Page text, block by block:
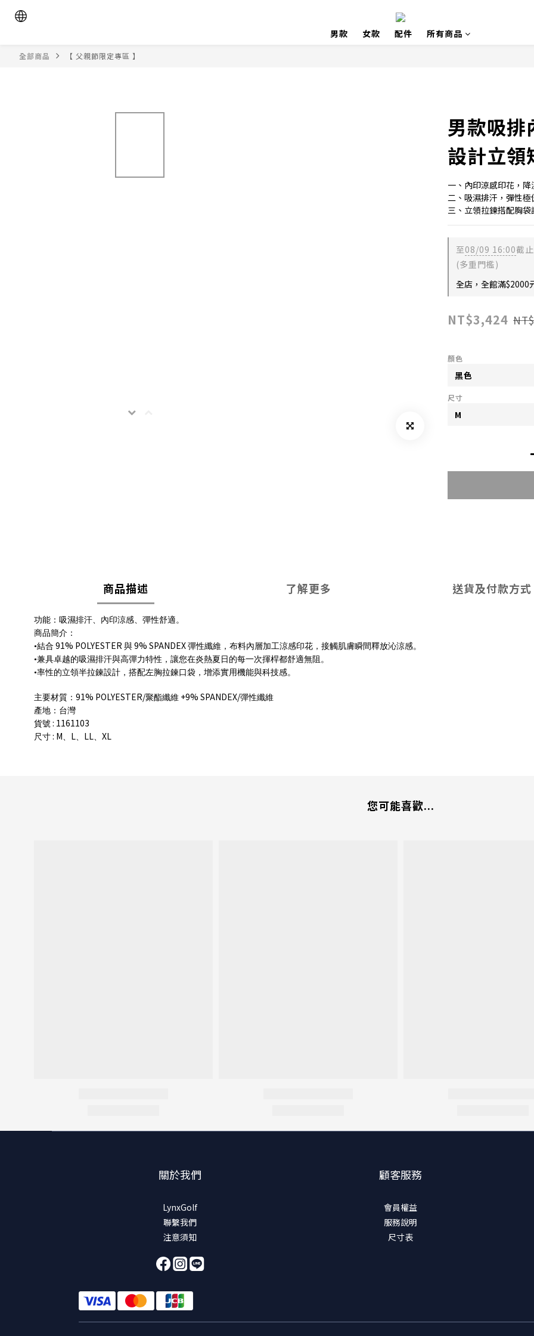
男款 女款 配件 所有商品
全部商品 【 父親節限定專區 】
男款吸排
設計立領
一、內印涼感印花，降
二、吸濕排汗，彈性極
三、立領拉鍊搭配胸袋
至08/09 16:00截止
(多重門檻)
全店，全館滿$2000
NT$3,424
顏色
尺寸
商品描述 了解更多 送貨及付款方式
功能：吸濕排汗、內印涼感、彈性舒適。
商品簡介：
•結合 91% POLYESTER 與 9% SPANDEX 彈性纖維，布料內層加工涼感印花，接觸肌膚瞬間釋放沁涼感。
•兼具卓越的吸濕排汗與高彈力特性，讓您在炎熱夏日的每一次揮桿都舒適無阻。
•率性的立領半拉鍊設計，搭配左胸拉鍊口袋，增添實用機能與科技感。
主要材質： 91% POLYESTER/聚酯纖維 +9% SPANDEX/彈性纖維
產地：台灣
貨號 : 1161103
尺寸 : M、 L、 LL、 XL
您可能喜歡...
關於我們
LynxGolf
聯繫我們
注意須知
顧客服務
會員權益
服務說明
尺寸表